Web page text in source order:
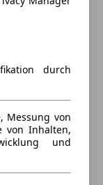
durch
Messung von
von Inhalten,
und